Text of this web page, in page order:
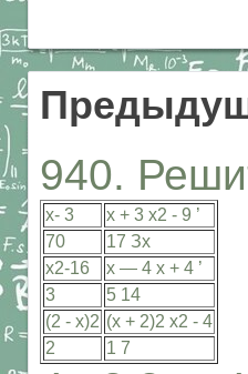
940.
х- 3
х + 3 х2 - 9 ’
70
17 Зх
х2-16
х — 4 х + 4 ’
3
5 14
(2 - х)2 (х + 2)2 х2 - 4
2
1 7